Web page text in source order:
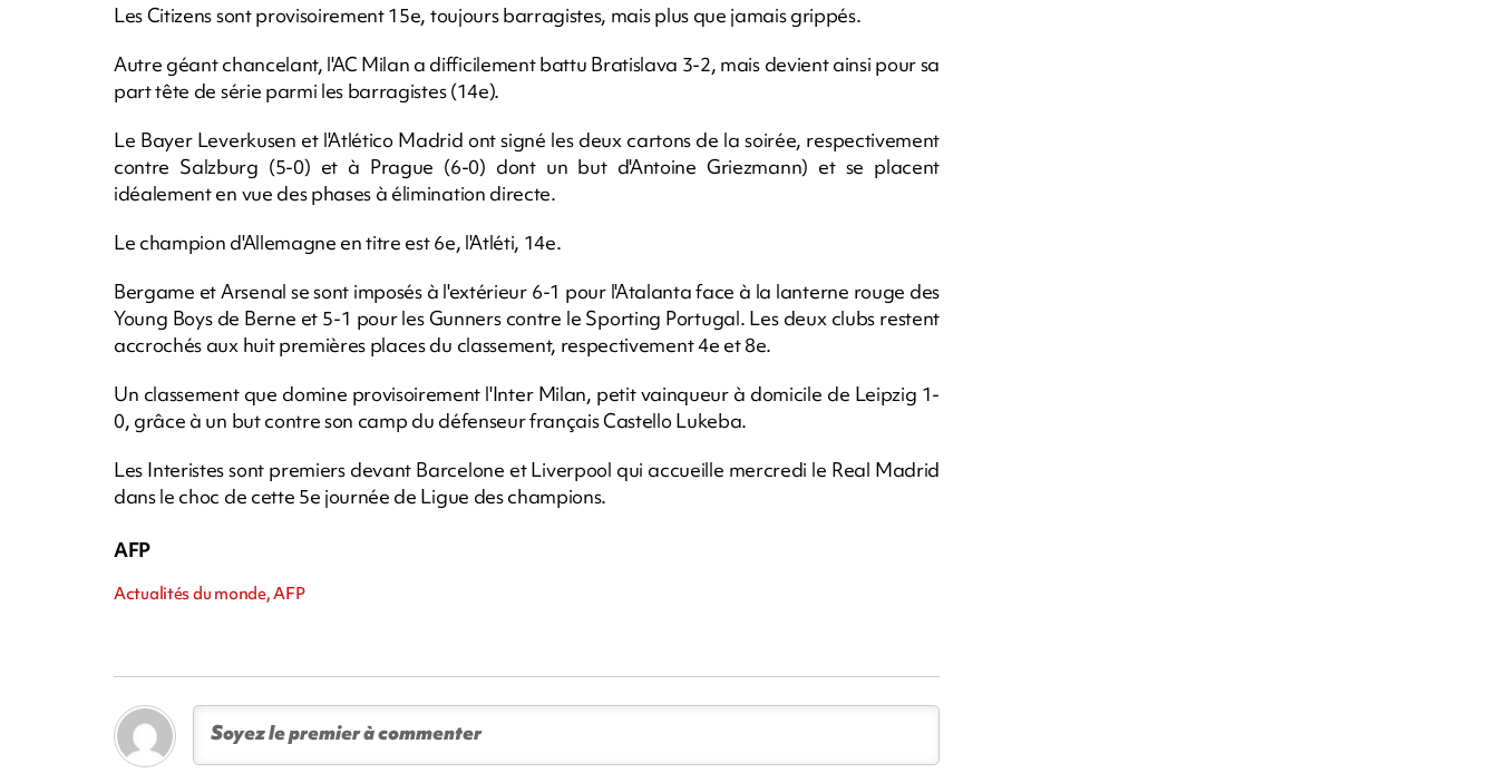
Les Citizens sont provisoirement 15e, toujours barragistes, mais plus que jamais grippés.
Autre géant chancelant, l'AC Milan a difficilement battu Bratislava 3-2, mais devient ainsi pour sa
part tête de série parmi les barragistes (14e).
Le Bayer Leverkusen et l'Atlético Madrid ont signé les deux cartons de la soirée, respectivement
contre Salzburg (5-0) et à Prague (6-0) dont un but d'Antoine Griezmann) et se placent
idéalement en vue des phases à élimination directe.
Le champion d'Allemagne en titre est 6e, l'Atléti, 14e.
Bergame et Arsenal se sont imposés à l'extérieur 6-1 pour l'Atalanta face à la lanterne rouge des
Young Boys de Berne et 5-1 pour les Gunners contre le Sporting Portugal. Les deux clubs restent
accrochés aux huit premières places du classement, respectivement 4e et 8e.
Un classement que domine provisoirement l'Inter Milan, petit vainqueur à domicile de Leipzig 1-
0, grâce à un but contre son camp du défenseur français Castello Lukeba.
Les Interistes sont premiers devant Barcelone et Liverpool qui accueille mercredi le Real Madrid
dans le choc de cette 5e journée de Ligue des champions.
AFP
Actualités du monde, AFP